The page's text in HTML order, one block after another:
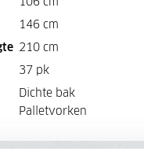
146 cm
210 cm
37 pk
Dichte bak
Palletvorken